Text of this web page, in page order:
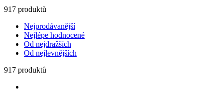
917 produktů
Nejprodávanější
Nejlépe hodnocené
Od nejdražších
Od nejlevnějších
917 produktů